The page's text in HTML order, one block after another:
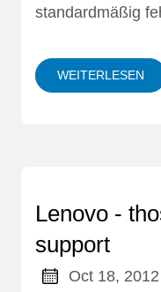
standardmäßig
WEITERLESEN
Lenovo -
support
Oct 18, 2012